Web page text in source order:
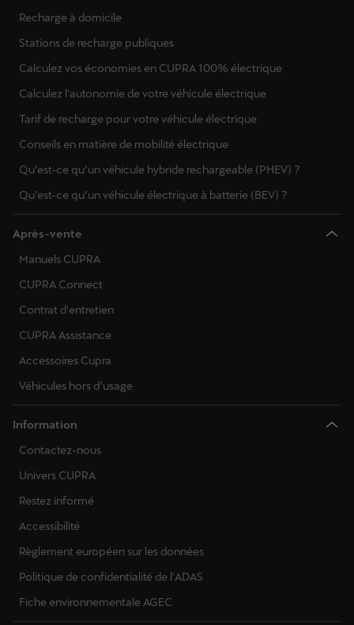
Recharge à domicile
Stations de recharge publiques
Calculez vos économies en CUPRA 100% électrique
Calculez l'autonomie de votre véhicule électrique
Tarif de recharge pour votre véhicule électrique
Conseils en matière de mobilité électrique
Qu’est-ce qu’un véhicule hybride rechargeable (PHEV) ?
Qu’est-ce qu’un véhicule électrique à batterie (BEV) ?
Après-vente
Manuels CUPRA
CUPRA Connect
Contrat d'entretien
CUPRA Assistance
Accessoires Cupra
Véhicules hors d’usage
Information
Contactez-nous
Univers CUPRA
Restez informé
Accessibilité
Règlement européen sur les données
Politique de confidentialité de l'ADAS
Fiche environnementale AGEC